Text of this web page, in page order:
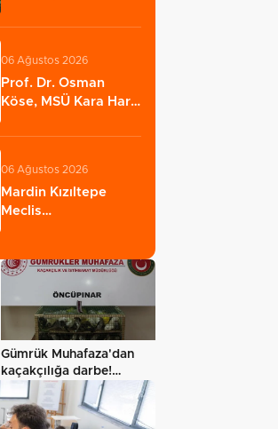
06 Ağustos 2026
Prof. Dr. Osman
Köse, MSÜ Kara Harp
06 Ağustos 2026
Mardin Kızıltepe
Meclis
Gümrük Muhafaza'dan
kaçakçılığa darbe!
2026'da 58…